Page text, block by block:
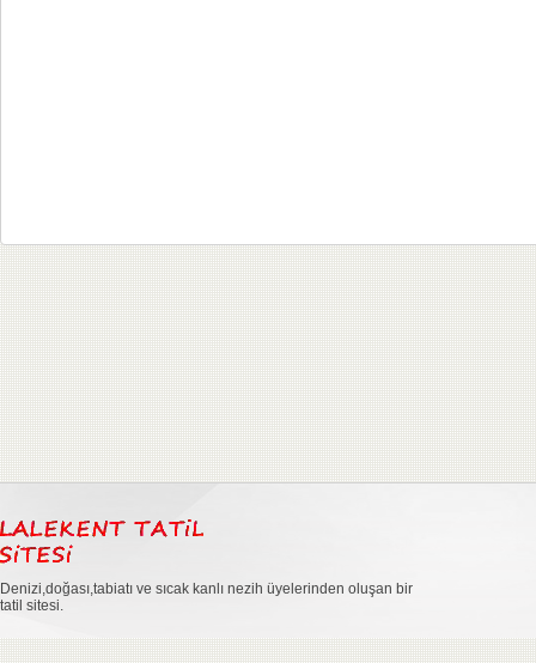
Denizi,doğası,tabiatı ve sıcak kanlı nezih üyelerinden oluşan bir
tatil sitesi.